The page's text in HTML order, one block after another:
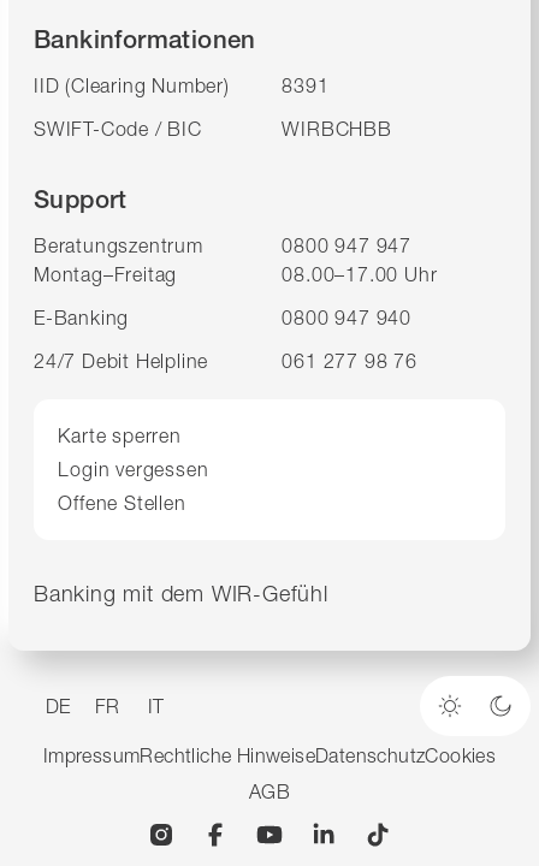
Bankinformationen
IID (Clearing Number)
8391
SWIFT-Code / BIC
WIRBCHBB
Support
Beratungszentrum
0800 947 947
Montag–Freitag
08.00–17.00 Uhr
E-Banking
0800 947 940
24/7 Debit Helpline
061 277 98 76
Karte sperren
Login vergessen
Offene Stellen
Banking mit dem WIR-Gefühl
DE FR IT
Heller
ImpressumRechtliche HinweiseDatenschutzCookies
AGB
InstagramFacebookYouTubeLinkedin